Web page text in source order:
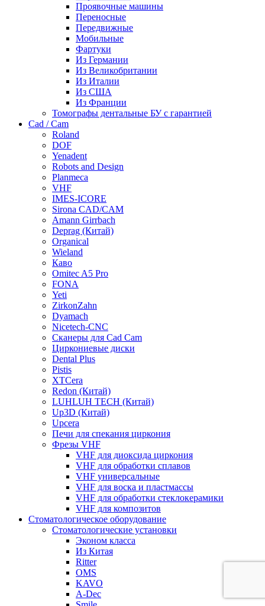
Проявочные машины
Переносные
Передвижные
Мобильные
Фартуки
Из Германии
Из Великобритании
Из Италии
Из США
Из Франции
Томографы дентальные БУ с гарантией
Cad / Cam
Roland
DOF
Yenadent
Robots and Design
Planmeca
VHF
IMES-ICORE
Sirona CAD/CAM
Amann Girrbach
Deprag (Китай)
Organical
Wieland
Каво
Omitec A5 Pro
FONA
Yeti
ZirkonZahn
Dyamach
Nicetech-CNC
Сканеры для Cad Cam
Циркониевые диски
Dental Plus
Pistis
XTCera
Redon (Китай)
LUHLUH TECH (Китай)
Up3D (Китай)
Upcera
Печи для спекания циркония
Фрезы VHF
VHF для диоксида циркония
VHF для обработки сплавов
VHF универсальные
VHF для воска и пластмассы
VHF для обработки стеклокерамики
VHF для композитов
Стоматологическое оборудование
Стоматологические установки
Эконом класса
Из Китая
Ritter
OMS
KAVO
A-Dec